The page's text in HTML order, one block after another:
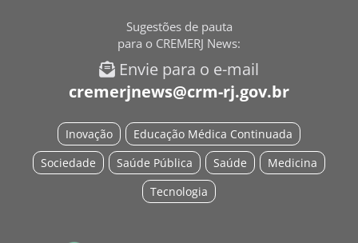
Sugestões de pauta
para o CREMERJ News:
Envie para o e-mail
cremerjnews@crm-rj.gov.br
Educação Médica Continuada
Inovação
Medicina
Saúde
Saúde Pública
Sociedade
Tecnologia